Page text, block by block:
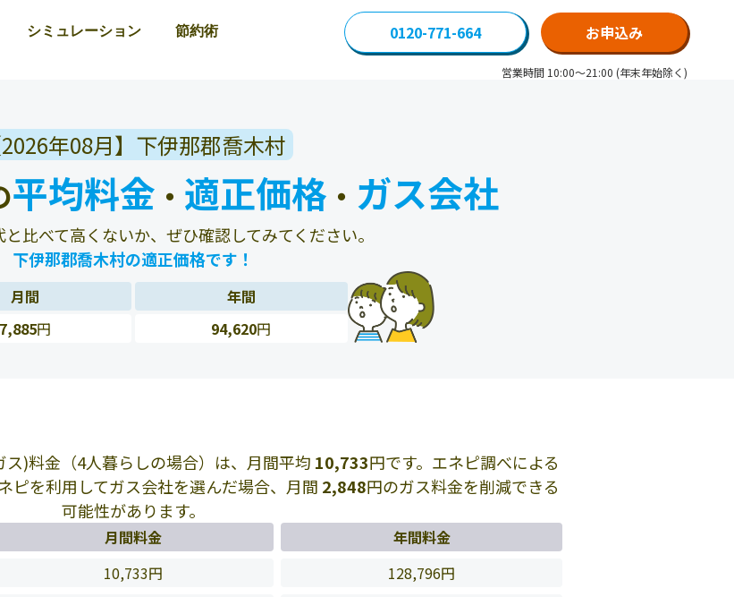
シミュレーション 節約術 0120-771-664 お申込み
営業時間 10:00～21:00 (年末年始除く)
2026年08月】下伊那郡喬木村
平均料金 ・ 適正価格 ・ ガス会社
比べて高くないか、ぜひ確認してみてください。
下伊那郡喬木村の適正価格です！
月間
年間
7,885円 94,620円
)料金（4人暮らしの場合）は、月間平均 10,733円です。エネピ調べによる
ピを利用してガス会社を選んだ場合、月間 2,848円のガス料金を削減できる
可能性があります。
月間料金
年間料金
10,733円
128,796円